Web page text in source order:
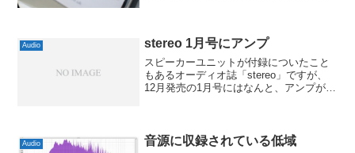
いか...
Audio stereo 1月号にアンプ
スピーカーユニットが付録についたこと
もあるオーディオ誌「stereo」ですが、
12月発売の1月号にはなんと、アンプが付
STMi...
Audio 音源に収録されている低域